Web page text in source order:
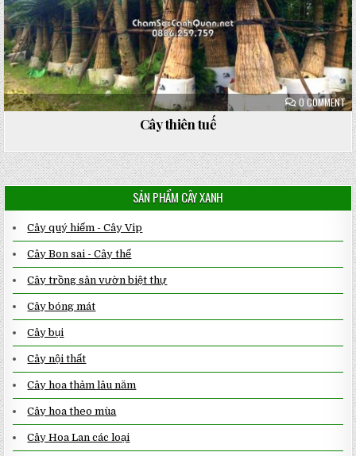
0 COMMENTON
Cây thiên tuế
SẢN PHẨM CÂY XANH
Cây quý hiếm - Cây Vip
Cây Bon sai - Cây thế
Cây trồng sân vườn biệt thự
Cây bóng mát
Cây bụi
Cây nội thất
Cây hoa thảm lâu năm
Cây hoa theo mùa
Cây Hoa Lan các loại